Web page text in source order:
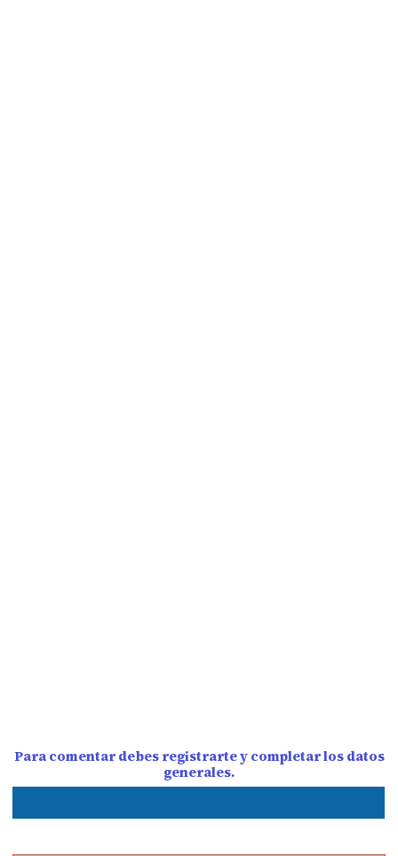
Para comentar debes registrarte y completar los datos
generales.